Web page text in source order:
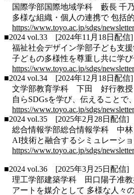
国際学部国際地域学科 藪長 千
多様な組織・個人の連携で 包括
https://www.toyo.ac.jp/sdgs/
■2024 vol.33 [2024年11月18日配
福祉社会デザイン学部子ども支
子どもの多様性を尊重し共に学
https://www.toyo.ac.jp/sdgs/
■2024 vol.34 [2024年12月18日配
文学部教育学科 下田 好行教授
自らSDGsを学び、伝えることで
https://www.toyo.ac.jp/sdgs/
■2024 vol.35 [2025年2月28日配信]
総合情報学部総合情報学科 中林
AI技術と融合するシミュレーシ
https://www.toyo.ac.jp/sdgs/
■2024 vol.36 [2025年3月25日配信]
理工学部建築学科
田口陽子准
アートを媒介として 多様な人々